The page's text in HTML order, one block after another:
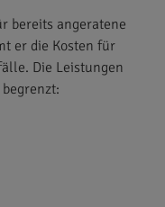
bereits angeratene
er die Kosten für
Die Leistungen